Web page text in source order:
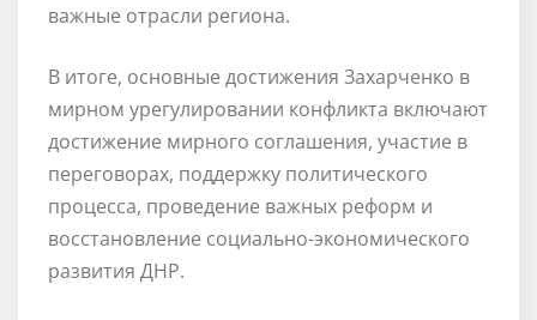
важные отрасли региона.
В итоге, основные достижения Захарченко в
мирном урегулировании конфликта включают
достижение мирного соглашения, участие в
переговорах, поддержку политического
процесса, проведение важных реформ и
восстановление социально-экономического
развития ДНР.